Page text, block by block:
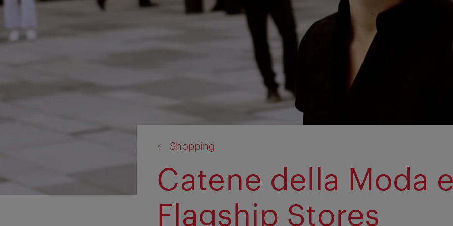
Shopping
Catene della Moda
Flagship Stores